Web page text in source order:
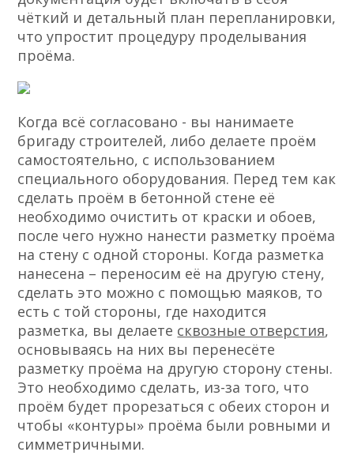
чёткий и детальный план перепланировки,
что упростит процедуру проделывания
проёма.
Когда всё согласовано - вы нанимаете
бригаду строителей, либо делаете проём
самостоятельно, с использованием
специального оборудования. Перед тем как
сделать проём в бетонной стене её
необходимо очистить от краски и обоев,
после чего нужно нанести разметку проёма
на стену с одной стороны. Когда разметка
нанесена – переносим её на другую стену,
сделать это можно с помощью маяков, то
есть с той стороны, где находится
разметка, вы делаете сквозные отверстия,
основываясь на них вы перенесёте
разметку проёма на другую сторону стены.
Это необходимо сделать, из-за того, что
проём будет прорезаться с обеих сторон и
чтобы «контуры» проёма были ровными и
симметричными.